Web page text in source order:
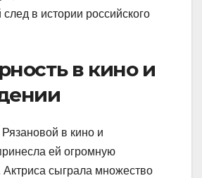
в истории российского
в кино и
в кино и
ей огромную
Актриса сыграла множество